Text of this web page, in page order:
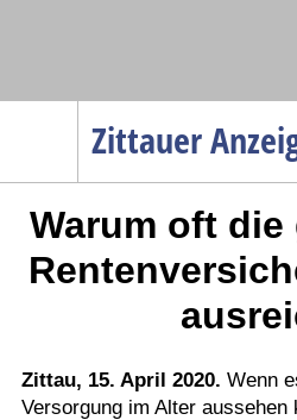
Zittauer
Menüpunkte
Politik
Gesellschaft
Verkehr
Warum oft
Zittau, 15. April 2020. Wenn
Versorgung im Alter